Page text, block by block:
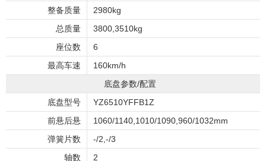
整备质量
2980kg
总质量
3800,3510kg
座位数
6
最高车速
160km/h
底盘参数/配置
底盘型号
YZ6510YFFB1Z
前悬后悬
1060/1140,1010/1090,960/1032mm
弹簧片数
-/2,-/3
轴数
2